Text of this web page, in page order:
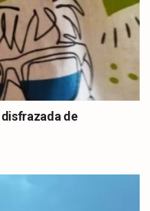
de